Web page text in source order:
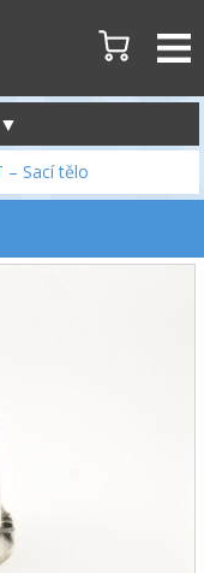
– Sací tělo